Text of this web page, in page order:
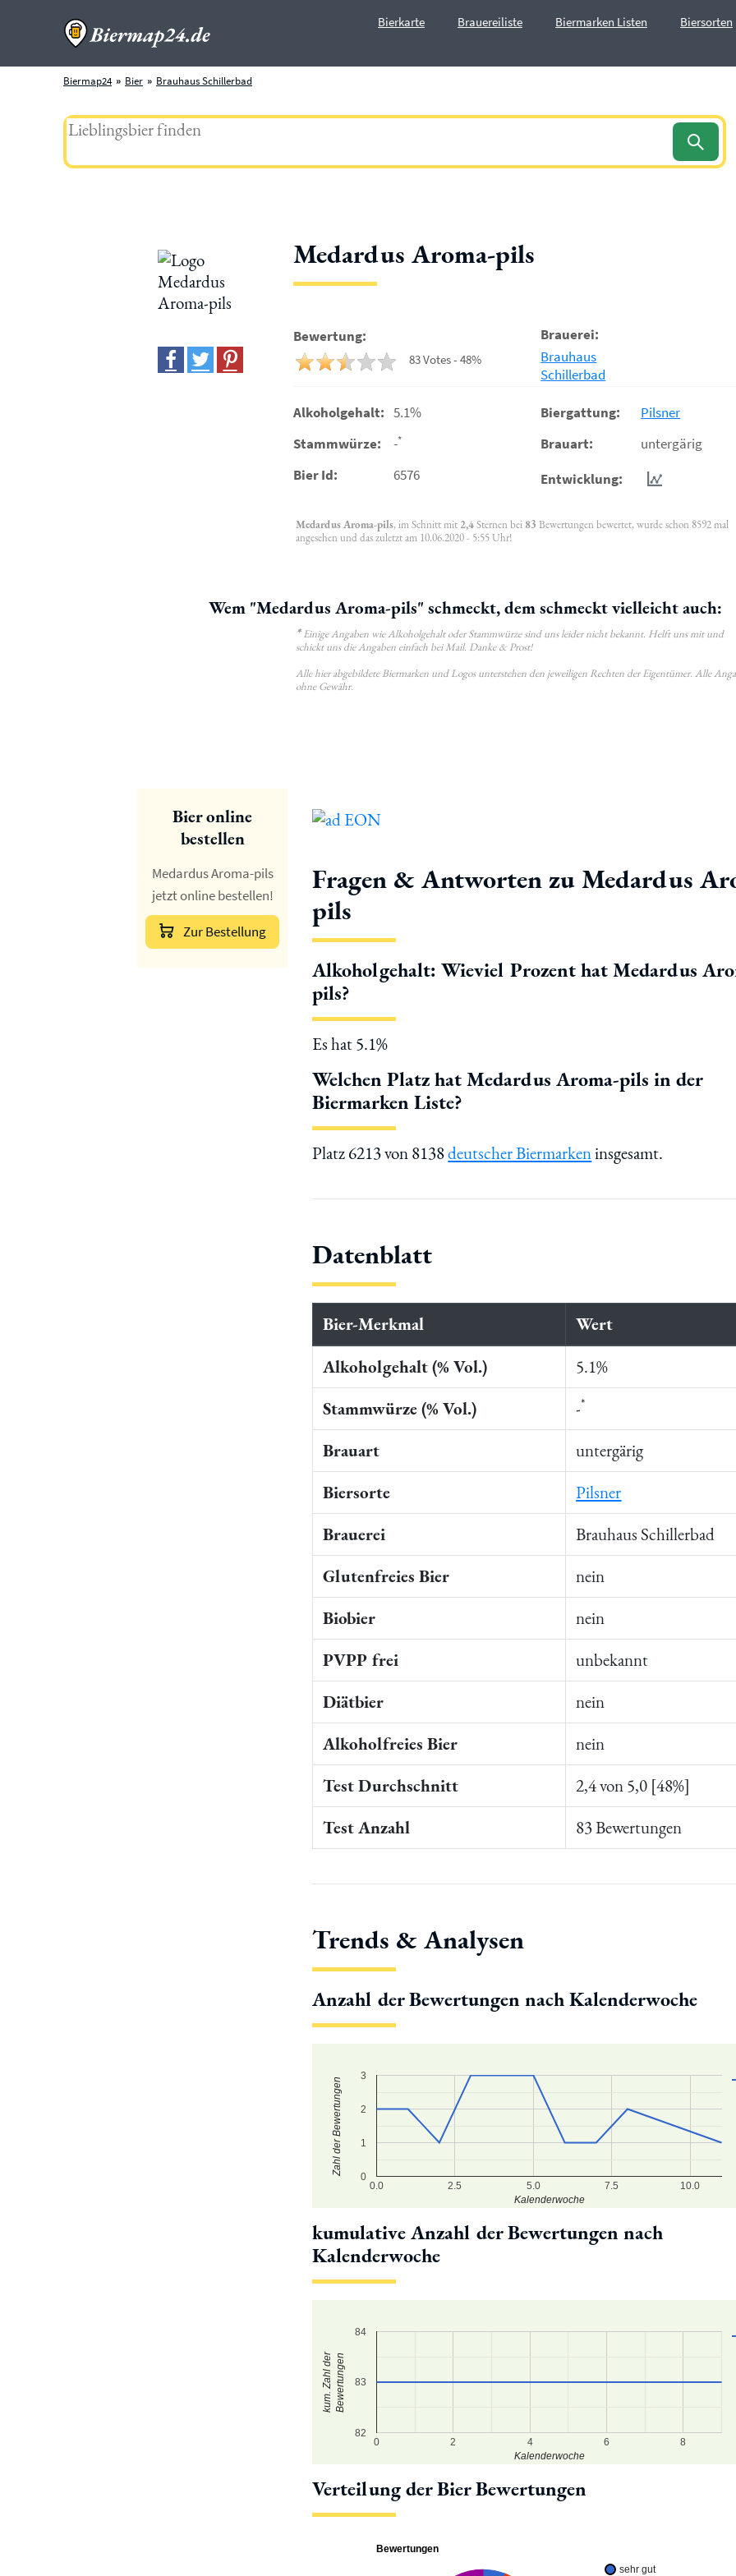
Bierkarte Brauereiliste Biermarken Listen Biersorten
Biermap24 Bier Brauhaus Schillerbad
Medardus Aroma-pils
Bewertung:
83 Votes - 48%
Brauerei:
Brauhaus
Schillerbad
Alkoholgehalt: 5.1%
Stammwürze:
-*
Bier Id: 6576
Biergattung:
Pilsner
Brauart:
untergärig
Entwicklung:
Medardus Aroma-pils, im Schnitt mit 2,4Sternen bei 83 Bewertungen bewertet, wurde schon 8592 mal
angesehen und das zuletzt am 10.06.2020 - 5:55 Uhr!
Wem "Medardus Aroma-pils" schmeckt, dem schmeckt vielleicht auch:
*Einige Angaben wie Alkoholgehalt oder Stammwürze sind uns leider nicht bekannt. Helft uns mit und
schickt uns die Angaben einfach bei Mail. Danke & Prost!
Alle hier abgebildete Biermarken und Logos unterstehen den jeweiligen Rechten der Eigentümer. Alle
ohne Gewähr.
Bier online
bestellen
Medardus Aroma-pils
jetzt online bestellen!
Zur Bestellung
Fragen & Antworten zu Medardus
pils
Alkoholgehalt: Wieviel Prozent hat Medardus
pils?
Es hat 5.1%
Welchen Platz hat Medardus Aroma-pils in der
Biermarken Liste?
Platz 6213 von 8138deutscher Biermarkeninsgesamt.
Datenblatt
Bier-Merkmal
Wert
Alkoholgehalt (% Vol.)
5.1%
Stammwürze (% Vol.)
-*
Brauart
untergärig
Biersorte
Pilsner
Brauerei
Brauhaus Schillerbad
Glutenfreies Bier
nein
Biobier
nein
PVPP frei
unbekannt
Diätbier
nein
Alkoholfreies Bier
nein
Test Durchschnitt
2,4 von 5,0 [48%]
Test Anzahl
83 Bewertungen
Trends & Analysen
Anzahl der Bewertungen nach Kalenderwoche
0.0 2.5 5.0 7.5 10.0
0
1
2
3
Kalenderwoche
Zahl der Bewertungen
kumulative Anzahl der Bewertungen nach
Kalenderwoche
0 2 4 6 8
82
83
84
Kalenderwoche
kum. Zahl derBewertungen
Verteilung der Bier Bewertungen
Bewertungen
sehr gut